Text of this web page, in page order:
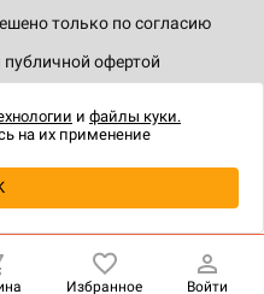
| 1 490 ₽
только по согласию
офертой
Избранное Войти
и файлы куки.
на их применение